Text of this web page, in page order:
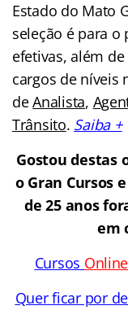
Estado do Mato
seleção é para o
efetivas, além
cargos de níveis
deAnalista,
Trânsito. Saiba +
Gostou destas
o Gran Cursos
de 25 anos
em
Cursos Online
Quer ficar por